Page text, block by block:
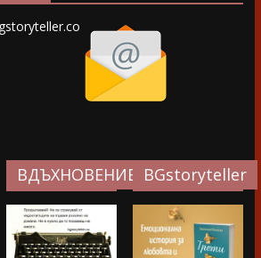
ВДЪХНОВЕНИЕ…BGstoryteller